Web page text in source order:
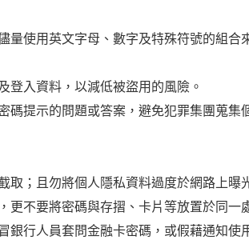
使用英文字母、數字及特殊符號的組合
登入資料，以減低被盜用的風險。
提示的問題或答案，避免犯罪集團蒐集
；且勿將個人隱私資料過度於網路上曝
不要將密碼與存摺、卡片等放置於同一
行人員套問金融卡密碼，或假藉通知